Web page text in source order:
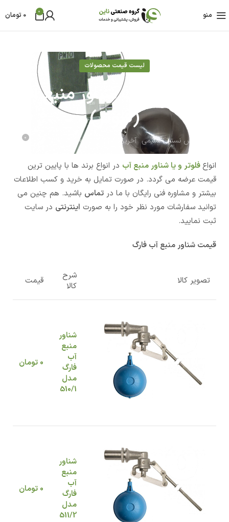
منو 0
0 تومان
لیست قیمت محصولات
لیست قیمت شناور منبع آب
(فلوتر)
مهندس نسترن سلیمی آخرین بروز رسانی 01 مرداد - 1403 0
انواع فلوتر و یا شناور منبع آب در انواع برند ها با پایین ترین
قیمت عرضه می گردد. در صورت تمایل به خرید و کسب اطلاعات
بیشتر و مشاوره فنی رایگان با ما در تماس باشید. هم چنین می
توانید سفارشات مورد نظر خود را به صورت اینترنتی در سایت
ثبت نمایید.
قیمت شناور منبع آب فارگ
تصویر کالا
شرح
کالا
قیمت
شناور
منبع
آب
فارگ
مدل
510/1
0 تومان
شناور
منبع
آب
فارگ
مدل
511/2
0 تومان